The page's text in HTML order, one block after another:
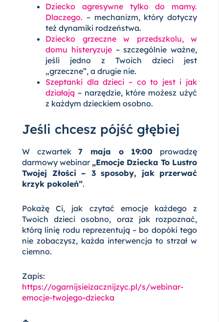
Dziecko agresywne tylko do mamy.
Dlaczego. – mechanizm, który dotyczy
też dynamiki rodzeństwa.
Dziecko grzeczne w przedszkolu, w
domu histeryzuje– szczególnie ważne,
jeśli jedno z Twoich dzieci jest
„grzeczne”, a drugie nie.
Szeptanki dla dzieci – co to jest i jak
działają – narzędzie, które możesz użyć
z każdym dzieckiem osobno.
Jeśli chcesz pójść głębiej
W czwartek7 maja o 19:00 prowadzę
darmowy webinar „Emocje Dziecka To Lustro
Twojej Złości – 3 sposoby, jak przerwać
krzyk pokoleń”.
Pokażę Ci, jak czytać emocje każdego z
Twoich dzieci osobno, oraz jak rozpoznać,
którą linię rodu reprezentują – bo dopóki tego
nie zobaczysz, każda interwencja to strzał w
ciemno.
Zapis:
https://ogarnijsieizacznijzyc.pl/s/webinar-
emocje-twojego-dziecka